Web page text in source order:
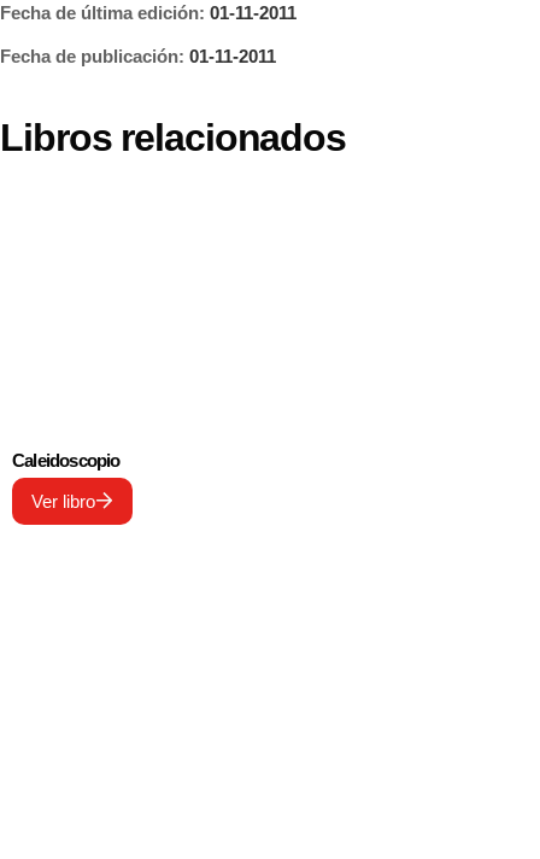
Fecha de última edición: 01-11-2011
Fecha de publicación: 01-11-2011
Libros relacionados
Caleidoscopio
Ver libro